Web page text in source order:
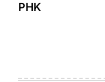
PHK